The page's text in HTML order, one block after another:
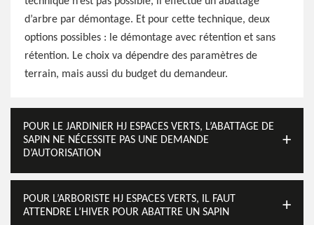
d’arbre par démontage. Et pour cette technique, deux
options possibles : le démontage avec rétention et sans
rétention. Le choix va dépendre des paramètres de
terrain, mais aussi du budget du demandeur.
POUR LE JARDINIER HJ ESPACES VERTS, L’ABATTAGE DE
SAPIN NE NÉCESSITE PAS UNE DEMANDE
D’AUTORISATION
POUR L’ARBORISTE HJ ESPACES VERTS, IL FAUT
ATTENDRE L’HIVER POUR ABATTRE UN SAPIN